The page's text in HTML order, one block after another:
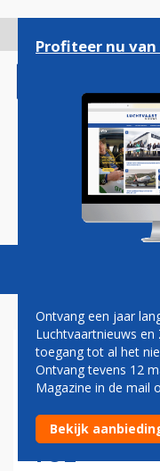
gaan
Magazine
CHINESE
COMAC
GROOTSTE
TOE
Profiteer nu
Ontvang een jaar
Luchtvaartnieuws en
toegang tot al het
Ontvang tevens 12
Magazine in de mail
Bekijk